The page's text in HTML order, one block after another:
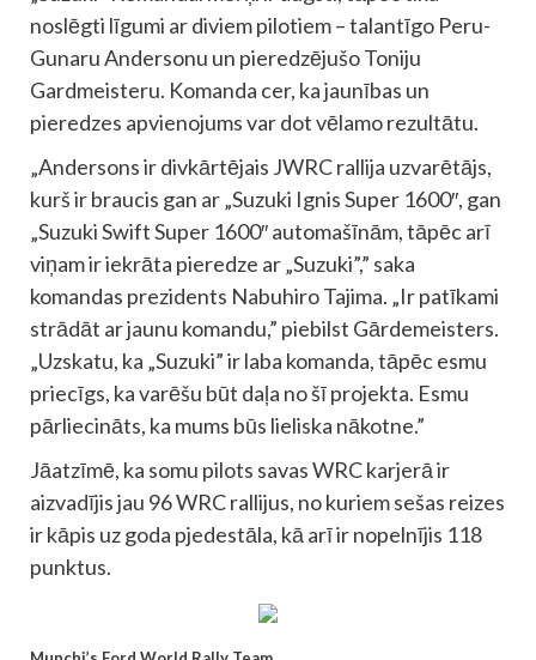
noslēgti līgumi ar diviem pilotiem – talantīgo Peru-
Gunaru Andersonu un pieredzējušo Toniju
Gardmeisteru. Komanda cer, ka jaunības un
pieredzes apvienojums var dot vēlamo rezultātu.
„Andersons ir divkārtējais JWRC rallija uzvarētājs,
kurš ir braucis gan ar „Suzuki Ignis Super 1600″, gan
„Suzuki Swift Super 1600″ automašīnām, tāpēc arī
viņam ir iekrāta pieredze ar „Suzuki”,” saka
komandas prezidents Nabuhiro Tajima. „Ir patīkami
strādāt ar jaunu komandu,” piebilst Gārdemeisters.
„Uzskatu, ka „Suzuki” ir laba komanda, tāpēc esmu
priecīgs, ka varēšu būt daļa no šī projekta. Esmu
pārliecināts, ka mums būs lieliska nākotne.”
Jāatzīmē, ka somu pilots savas WRC karjerā ir
aizvadījis jau 96 WRC rallijus, no kuriem sešas reizes
ir kāpis uz goda pjedestāla, kā arī ir nopelnījis 118
punktus.